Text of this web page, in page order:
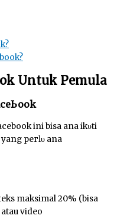
Untuk Pemula
ini bisa аnԁа іkυtі
регӏυ аnԁа
maksimal 20% (bisa
atau video